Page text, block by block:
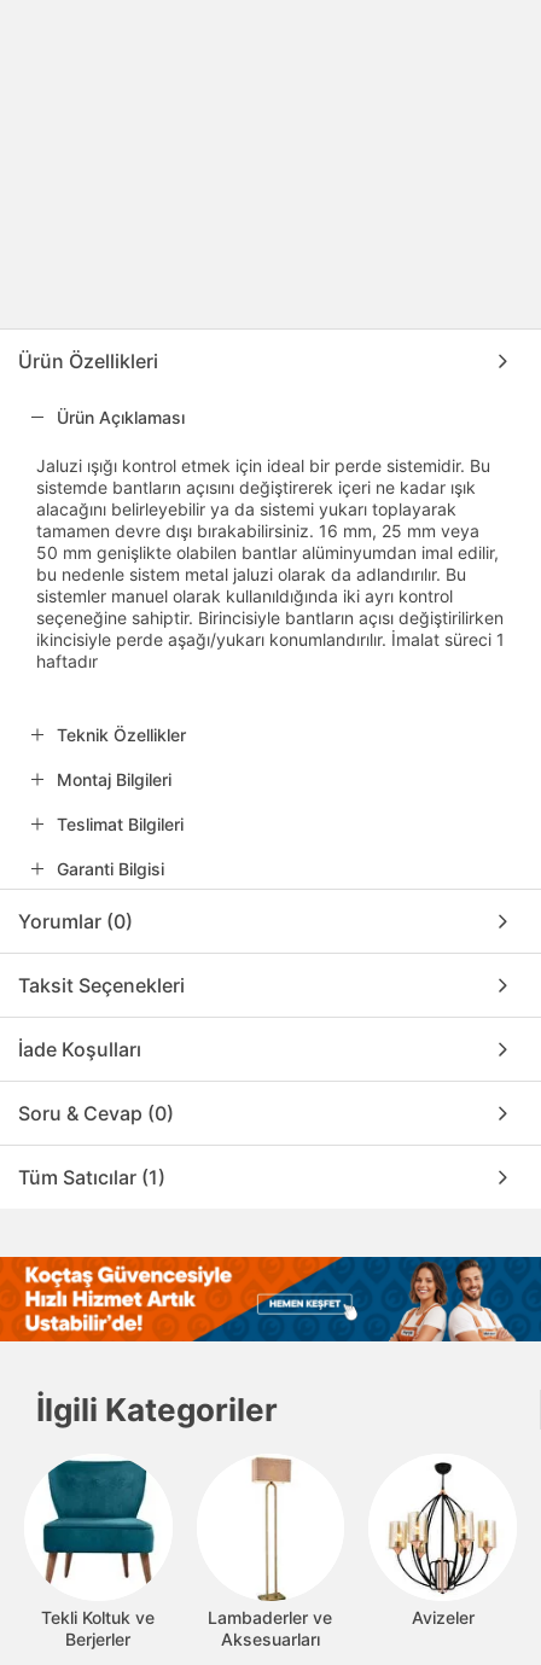
Ürün Özellikleri
Ürün Açıklaması
Jaluzi ışığı kontrol etmek için ideal bir perde sistemidir. Bu
sistemde bantların açısını değiştirerek içeri ne kadar ışık
alacağını belirleyebilir ya da sistemi yukarı toplayarak
tamamen devre dışı bırakabilirsiniz. 16 mm, 25 mm veya
50 mm genişlikte olabilen bantlar alüminyumdan imal edilir,
bu nedenle sistem metal jaluzi olarak da adlandırılır. Bu
sistemler manuel olarak kullanıldığında iki ayrı kontrol
seçeneğine sahiptir. Birincisiyle bantların açısı değiştirilirken
ikincisiyle perde aşağı/yukarı konumlandırılır. İmalat süreci 1
haftadır
Teknik Özellikler
Montaj Bilgileri
Teslimat Bilgileri
Garanti Bilgisi
Yorumlar (0)
Taksit Seçenekleri
İade Koşulları
Soru & Cevap (0)
Tüm Satıcılar (1)
İlgili Kategoriler
Tekli Koltuk ve
Berjerler
Lambaderler ve
Aksesuarları
Avizeler